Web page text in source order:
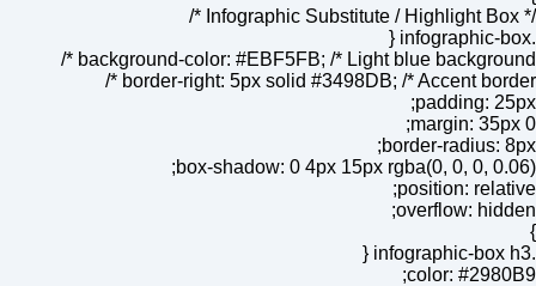
/* Infographic Substitute / Highlight Box */
.infographic-box {
background-color: #EBF5FB; /* Light blue background */
border-right: 5px solid #3498DB; /* Accent border */
padding: 25px;
margin: 35px 0;
border-radius: 8px;
box-shadow: 0 4px 15px rgba(0, 0, 0, 0.06);
position: relative;
overflow: hidden;
}
.infographic-box h3 {
color: #2980B9;